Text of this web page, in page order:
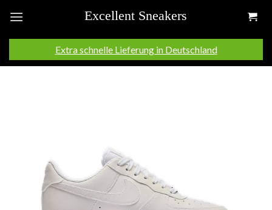
content
Extra schnelle Lieferung in Deutschland